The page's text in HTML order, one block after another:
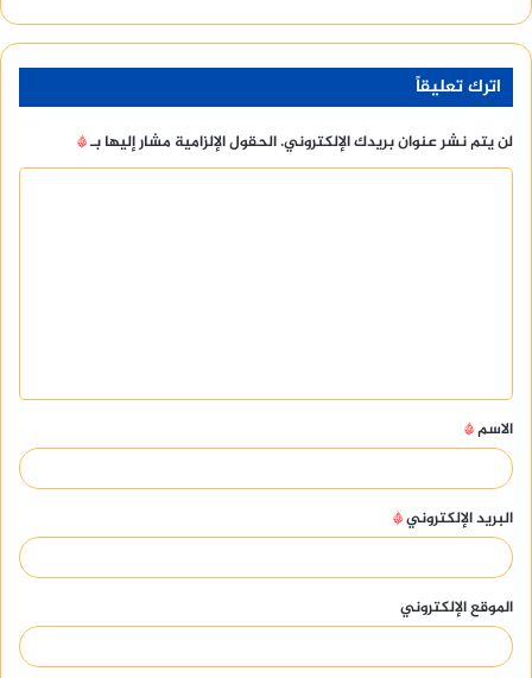
اترك تعليقاً
لن يتم نشر عنوان بريدك الإلكتروني.الحقول الإلزامية مشار إليها بـ*
ق
*
الاسم*
البريد الإلكتروني*
الموقع الإلكتروني